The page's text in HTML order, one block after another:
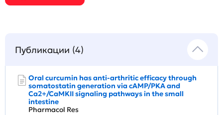
Публикации (4)
Oral curcumin has anti-arthritic efficacy through
somatostatin generation via cAMP/PKA and
Ca2+/CaMKII signaling pathways in the small
intestine
Pharmacol Res